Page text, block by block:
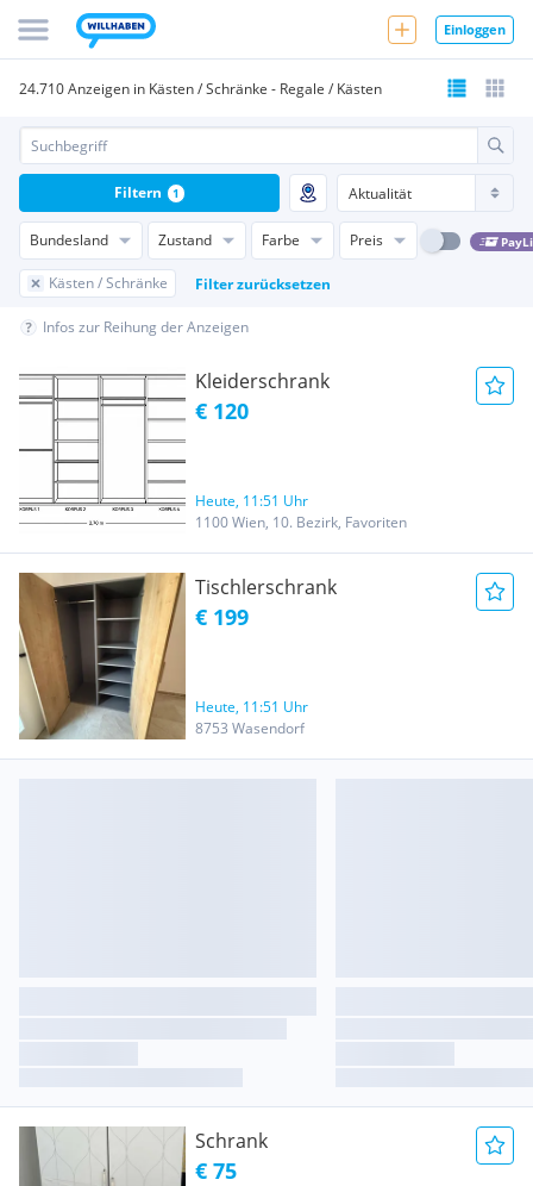
Einloggen
24.710 Anzeigen in Kästen / Schränke - Regale / Kästen
Bundesland Zustand Farbe Preis
Kästen / Schränke Filter zurücksetzen
Filtern 1
Infos zur Reihung der Anzeigen
Kleiderschrank
€ 120
Heute, 11:51 Uhr
1100 Wien, 10. Bezirk, Favoriten
Tischlerschrank
€ 199
Heute, 11:51 Uhr
8753 Wasendorf
Schrank
€ 75